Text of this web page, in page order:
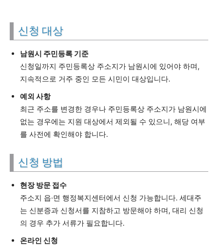
신청 대상
남원시 주민등록 기준
신청일까지 주민등록상 주소지가 남원시에 있어야 하며,
지속적으로 거주 중인 모든 시민이 대상입니다.
예외 사항
최근 주소를 변경한 경우나 주민등록상 주소지가 남원시에
없는 경우에는 지원 대상에서 제외될 수 있으니, 해당 여부
를 사전에 확인해야 합니다.
신청 방법
현장 방문 접수
주소지 읍·면 행정복지센터에서 신청 가능합니다. 세대주
는 신분증과 신청서를 지참하고 방문해야 하며, 대리 신청
의 경우 추가 서류가 필요합니다.
온라인 신청